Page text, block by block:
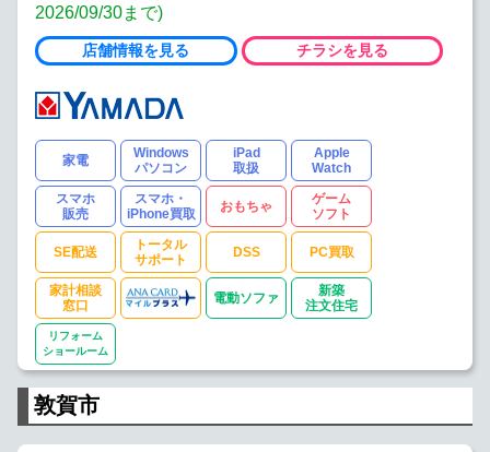
2026/09/30まで)
店舗情報を見る チラシを見る
家電
Windows
パソコン
iPad
取扱
Apple
Watch
スマホ
販売
スマホ・
iPhone買取
おもちゃ
ゲーム
ソフト
SE配送
トータル
サポート
DSS PC買取
家計相談
窓口
電動ソファ
新築
注文住宅
リフォーム
ショールーム
敦賀市